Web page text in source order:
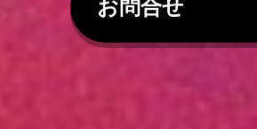
お問合せ